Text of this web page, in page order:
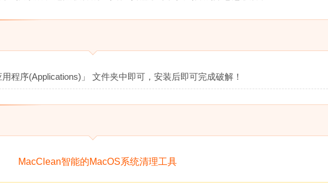
程序(Applications)」 文件夹中即可，安装后即可完成破解！